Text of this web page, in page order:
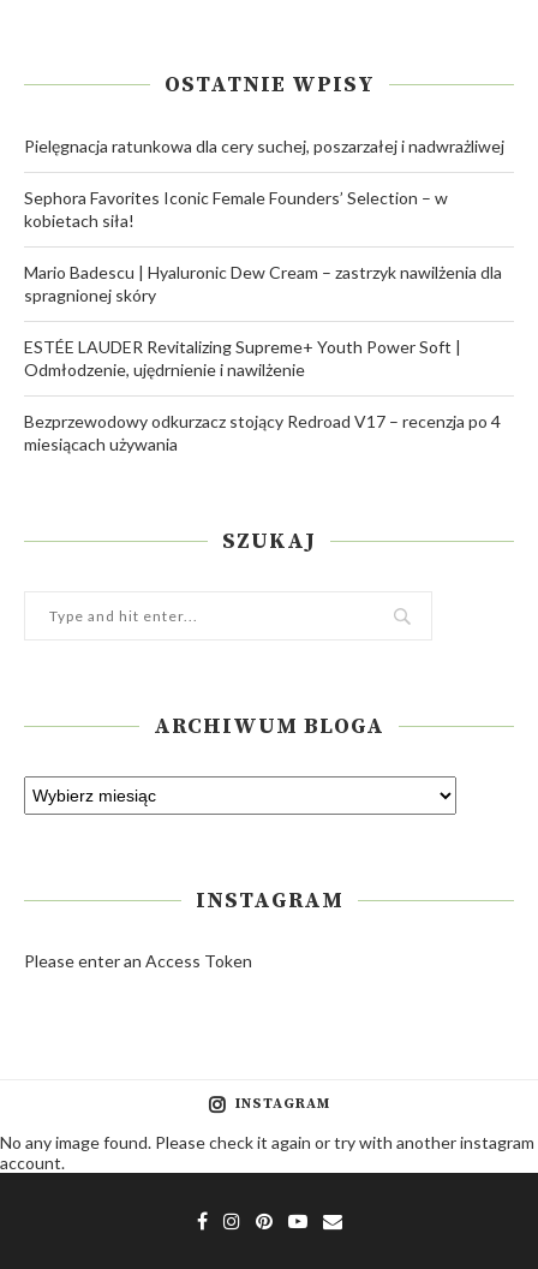
OSTATNIE WPISY
Pielęgnacja ratunkowa dla cery suchej, poszarzałej i nadwrażliwej
Sephora Favorites Iconic Female Founders’ Selection – w
kobietach siła!
Mario Badescu | Hyaluronic Dew Cream – zastrzyk nawilżenia dla
spragnionej skóry
ESTÉE LAUDER Revitalizing Supreme+ Youth Power Soft |
Odmłodzenie, ujędrnienie i nawilżenie
Bezprzewodowy odkurzacz stojący Redroad V17 – recenzja po 4
miesiącach używania
SZUKAJ
ARCHIWUM BLOGA
INSTAGRAM
Please enter an Access Token
INSTAGRAM
No any image found. Please check it again or try with another instagram
account.